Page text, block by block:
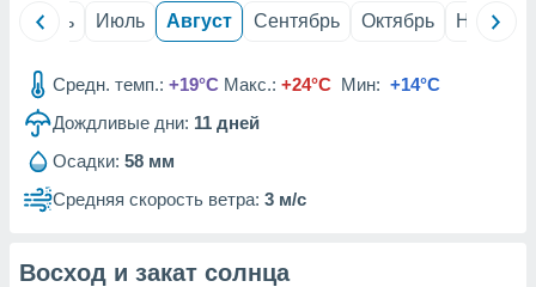
рекламы
сведения
Июнь Июль Август Сентябрь Октябрь Ноябрь
Средн. темп.: +19°C Макс.: +24°C Мин: +14°C
Дождливые дни: 11 дней
Осадки: 58 мм
Средняя скорость ветра: 3 м/с
Восход и закат солнца